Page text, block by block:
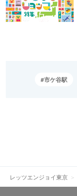
市ケ谷駅
レッツエンジョイ東京